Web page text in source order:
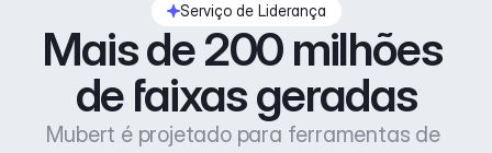
Serviço de Liderança
Mais de 200 milhões
de faixas geradas
Mubert é projetado para ferramentas de